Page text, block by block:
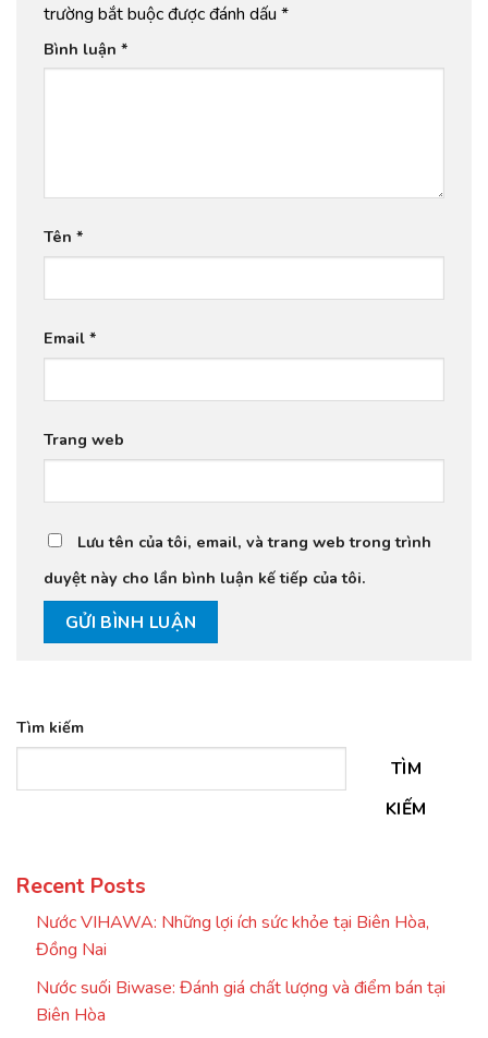
trường bắt buộc được đánh dấu *
Bình luận *
Tên *
Email *
Trang web
Lưu tên của tôi, email, và trang web trong trình
duyệt này cho lần bình luận kế tiếp của tôi.
Tìm kiếm
TÌM
KIẾM
Recent Posts
Nước VIHAWA: Những lợi ích sức khỏe tại Biên Hòa,
Đồng Nai
Nước suối Biwase: Đánh giá chất lượng và điểm bán tại
Biên Hòa